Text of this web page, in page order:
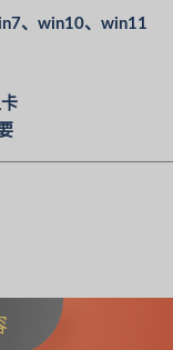
、win10、win11